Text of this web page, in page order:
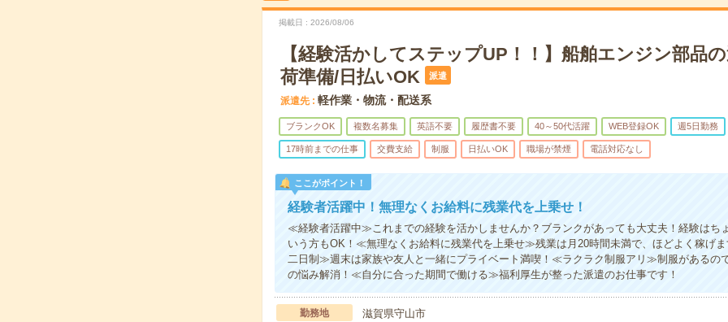
掲載日 2026/08/06
【経験活かしてステップUP！！】船舶エンジン部品
荷準備/日払いOK
派遣
派遣先 軽作業・物流・配送系
ブランクOK 複数名募集 英語不要 履歴書不要 40～50代活躍 WEB登録OK 週5日勤務
17時前までの仕事 交費支給 制服 日払いOK 職場が禁煙 電話対応なし
ここがポイント！
経験者活躍中！無理なくお給料に残業代を上乗せ！
≪経験者活躍中≫これまでの経験を活かしませんか？ブランクがあっても大丈夫！経験はち
いう方もOK！≪無理なくお給料に残業代を上乗せ≫残業は月20時間未満で、ほどよく稼げ
二日制≫週末は家族や友人と一緒にプライベート満喫！≪ラクラク制服アリ≫制服があるの
の悩み解消！≪自分に合った期間で働ける≫福利厚生が整った派遣のお仕事です！
勤務地
滋賀県守山市